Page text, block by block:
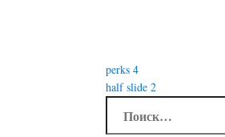
Навигация
по
записям
perks 4
half slide 2